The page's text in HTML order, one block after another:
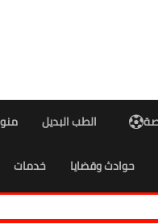
الطب البديل
حوادث وقضايا خدمات